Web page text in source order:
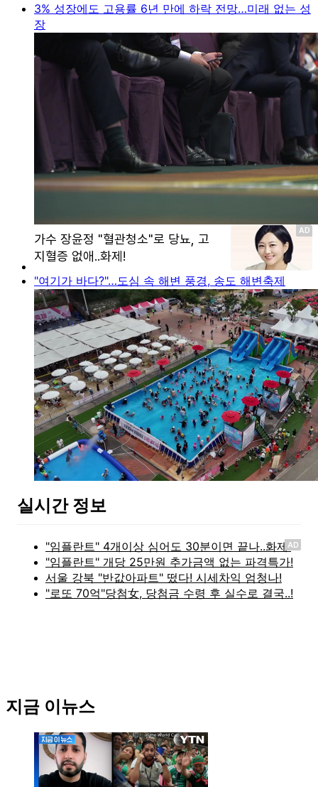
3% 성장에도 고용률 6년 만에 하락 전망…미래 없는 성
장
"여기가 바다?"…도심 속 해변 풍경, 송도 해변축제
실시간 정보
AD
지금 이뉴스